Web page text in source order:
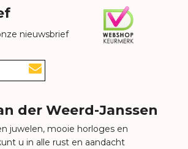
nieuwsbrief
der Weerd-Janssen
juwelen, mooie horloges en
u in alle rust en aandacht